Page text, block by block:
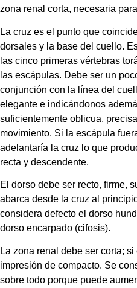
zona renal corta, necesaria
La cruz es el punto que
dorsales y la base del cuello.
las cinco primeras vértebras
las escápulas. Debe ser un
conjunción con la línea del
elegante e indicándonos
suficientemente oblicua,
movimiento. Si la escápula
adelantaría la cruz lo que
recta y descendente.
El dorso debe ser recto, firme,
abarca desde la cruz al
considera defecto el dorso
dorso encarpado (cifosis).
La zona renal debe ser corta;
impresión de compacto. Se
sobre todo porque puede